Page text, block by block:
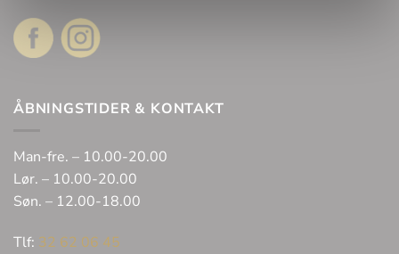
ÅBNINGSTIDER & KONTAKT
Man-fre. – 10.00-20.00
Lør. – 10.00-20.00
Søn. – 12.00-18.00
Tlf: 32 62 06 45